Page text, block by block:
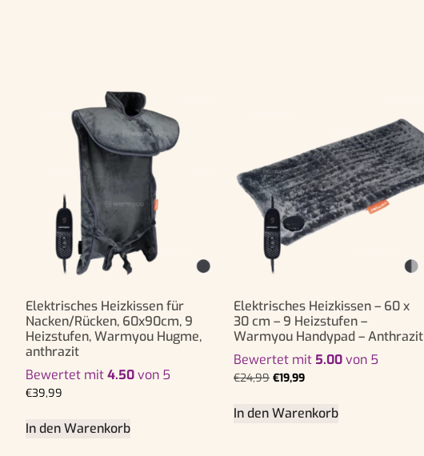
Elektrisches Heizkissen für
Nacken/Rücken, 60x90cm, 9
Heizstufen, Warmyou Hugme,
anthrazit
Bewertet mit4.50von 5
€39,99
In den Warenkorb
Elektrisches Heizkissen – 60 x
30 cm – 9 Heizstufen –
Warmyou Handypad – Anthrazit
Bewertet mit 5.00von 5
€24,99 €19,99
In den Warenkorb